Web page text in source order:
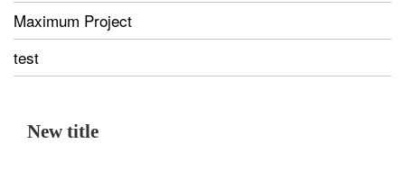
Maximum Project
test
New title